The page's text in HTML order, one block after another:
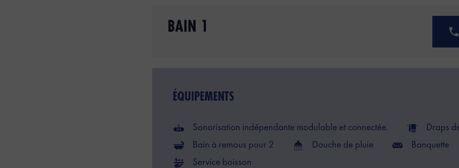
BAIN 1
ÉQUIPEMENTS
Sonorisation indépendante modulable et connectée.
Draps
Bain à remous pour 2
Douche de pluie
Banquette
Service boisson